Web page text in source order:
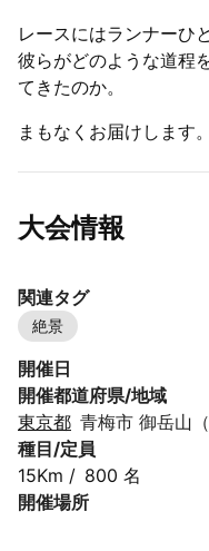
レースにはランナーひ
彼らがどのような道程
てきたのか。
まもなくお届けします。
大会情報
関連タグ
絶景
開催日
開催都道府県/地域
東京都 青梅市 御岳山
種目/定員
15Km / 800 名
開催場所